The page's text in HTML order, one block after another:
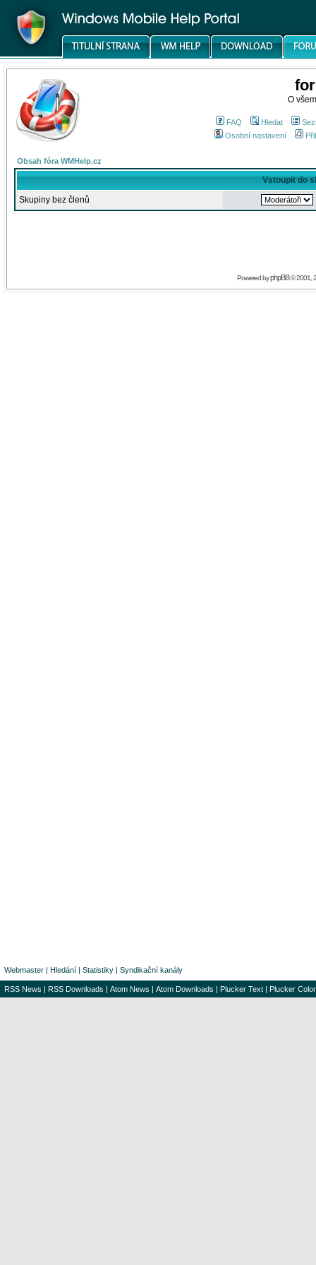
O
FAQ Hledat
Osobní nastavení
Obsah fóra WMHelp.cz
Vstoupit do
Skupiny bez členů
Powered byphpBB© 2001,
Webmaster | Hledání | Statistiky | Syndikační kanály
RSS News | RSS Downloads | Atom News | Atom Downloads | Plucker Text | Plucker Color